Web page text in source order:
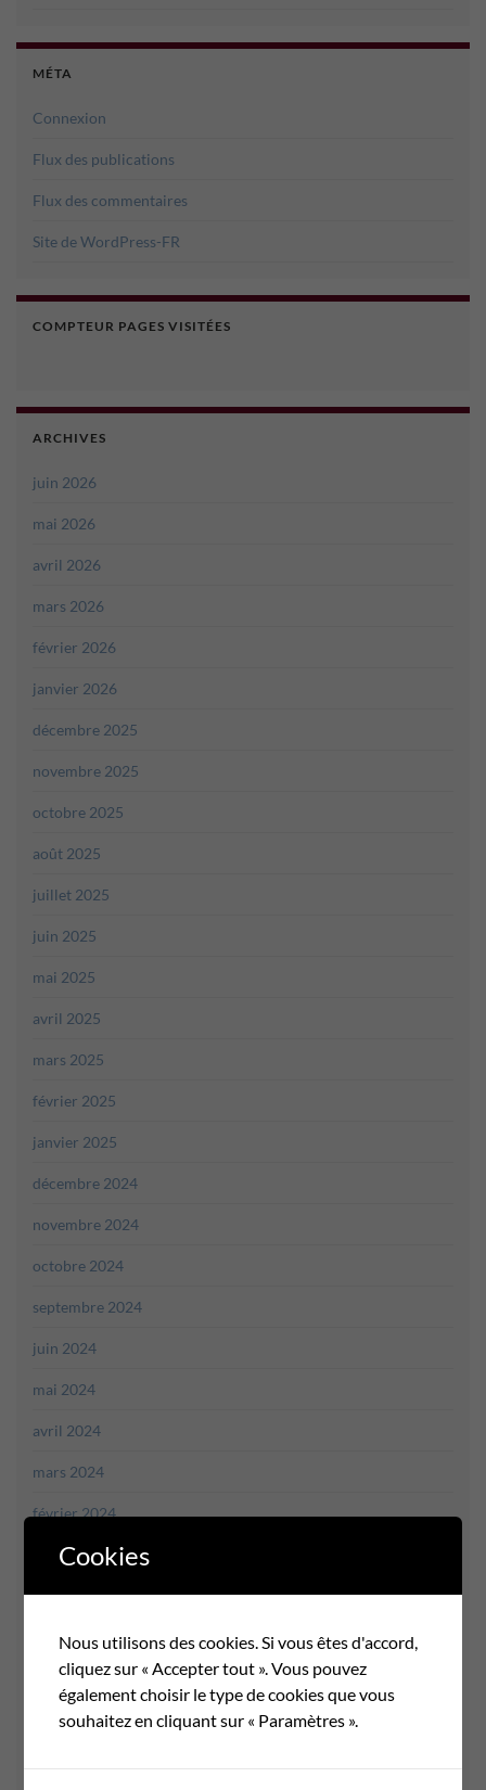
MÉTA
Connexion
Flux des publications
Flux des commentaires
Site de WordPress-FR
COMPTEUR PAGES VISITÉES
ARCHIVES
juin 2026
mai 2026
avril 2026
mars 2026
février 2026
janvier 2026
décembre 2025
novembre 2025
octobre 2025
août 2025
juillet 2025
juin 2025
mai 2025
avril 2025
mars 2025
février 2025
janvier 2025
décembre 2024
novembre 2024
octobre 2024
septembre 2024
juin 2024
mai 2024
avril 2024
mars 2024
février 2024
janvier 2024
décembre 2023
novembre 2023
octobre 2023
septembre 2023
Cookies
Nous utilisons des cookies. Si vous êtes d'accord,
cliquez sur « Accepter tout ». Vous pouvez
également choisir le type de cookies que vous
souhaitez en cliquant sur « Paramètres ».